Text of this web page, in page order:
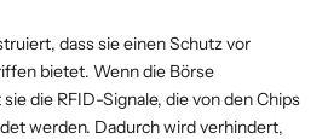
dass sie einen Schutz vor
bietet. Wenn die Börse
die RFID-Signale, die von den Chips
werden. Dadurch wird verhindert,